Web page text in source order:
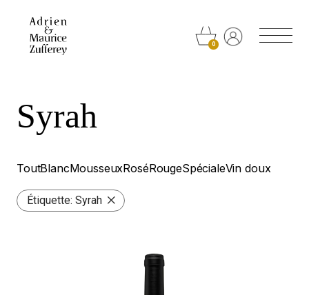
0
Syrah
ToutBlancMousseuxRoséRougeSpécialeVin doux
Étiquette: Syrah